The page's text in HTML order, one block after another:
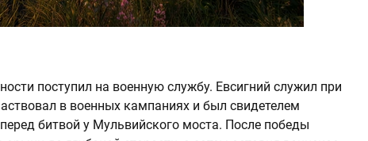
поступил на военную службу. Евсигний служил при
в военных кампаниях и был свидетелем
битвой у Мульвийского моста. После победы